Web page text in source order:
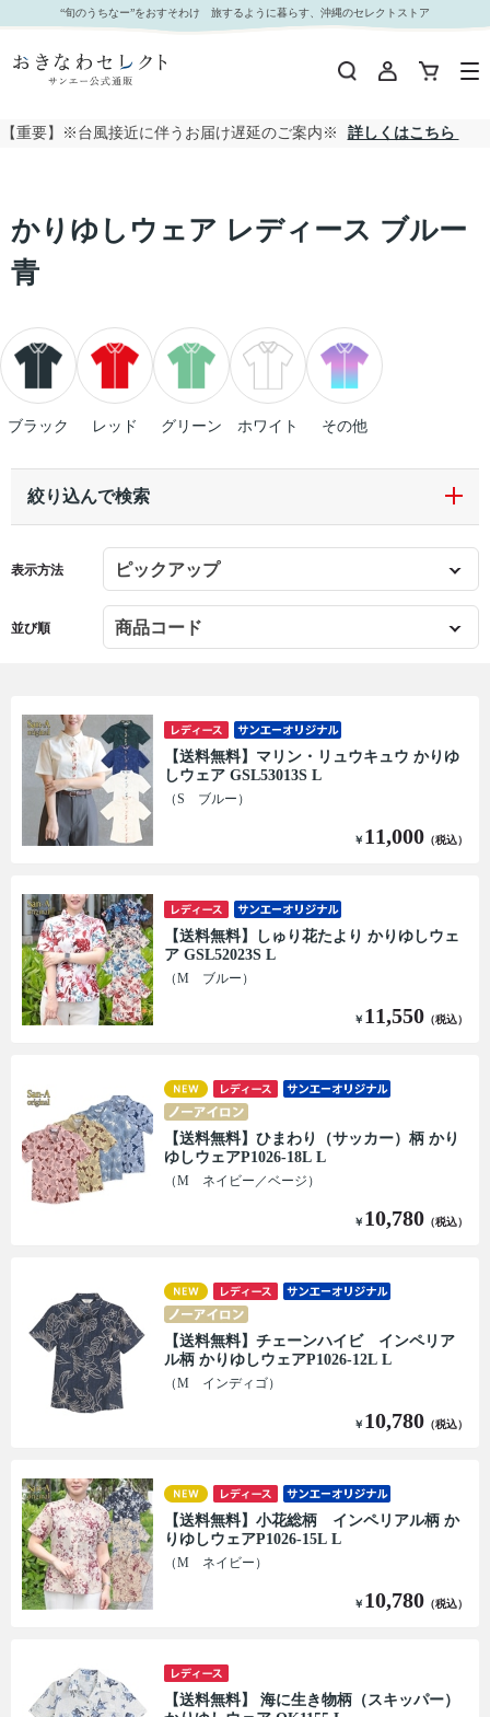
かりゆしウェア レディース ブルー 青｜おきなわセレクト サンエー公式通販
“旬のうちなー”をおすそわけ 旅するように暮らす、沖縄のセレクトストア
【重要】※台風接近に伴うお届け遅延のご案内※ 詳しくはこちら
かりゆしウェア レディース ブルー
青
ブラック レッド グリーン ホワイト その他
絞り込んで検索
表示方法
並び順
【送料無料】マリン・リュウキュウ かりゆ
しウェア GSL53013S L
（S ブルー）
￥ 11,000 （税込）
【送料無料】しゅり花たより かりゆしウェ
ア GSL52023S L
（M ブルー）
￥ 11,550 （税込）
【送料無料】ひまわり（サッカー）柄 かり
ゆしウェアP1026-18L L
（M ネイビー／ベージ）
￥ 10,780 （税込）
【送料無料】チェーンハイビ インペリア
ル柄 かりゆしウェアP1026-12L L
（M インディゴ）
￥ 10,780 （税込）
【送料無料】小花総柄 インペリアル柄 か
りゆしウェアP1026-15L L
（M ネイビー）
￥ 10,780 （税込）
【送料無料】 海に生き物柄（スキッパー）